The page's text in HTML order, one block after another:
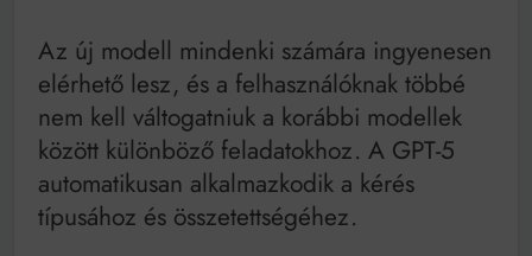
Az új modell mindenki számára ingyenesen
elérhető lesz, és a felhasználóknak többé
nem kell váltogatniuk a korábbi modellek
között különböző feladatokhoz. A GPT-5
automatikusan alkalmazkodik a kérés
típusához és összetettségéhez.